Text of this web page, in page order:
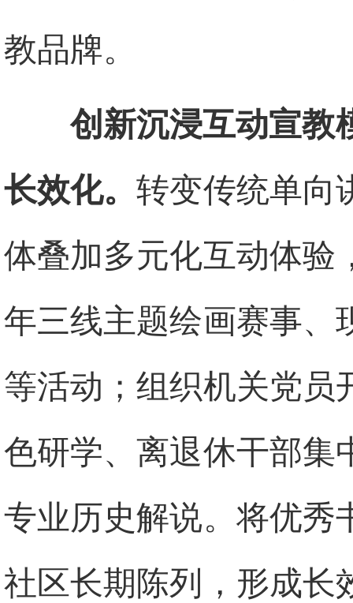
教品牌。
创新沉浸互动宣教
长效化。转变传统单向
体叠加多元化互动体验
年三线主题绘画赛事、
等活动；组织机关党员
色研学、离退休干部集
专业历史解说。将优秀
社区长期陈列，形成长